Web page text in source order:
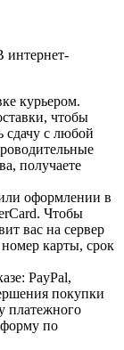
интернет-
курьером.
чтобы
сдачу с любой
получаете
оформлении в
Чтобы
вас на сервер
карты, срок
PayPal,
покупки
платежного
форму по